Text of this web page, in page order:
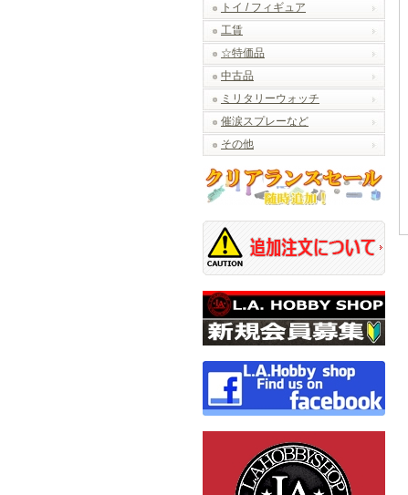
トイ / フィギュア
工賃
☆特価品
中古品
ミリタリーウォッチ
催涙スプレーなど
その他